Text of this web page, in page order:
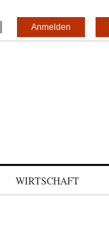
Anmelden
WIRTSCHAFT